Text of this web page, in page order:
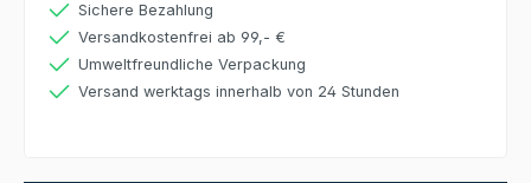
Sichere Bezahlung
Versandkostenfrei ab 99,- €
Umweltfreundliche Verpackung
Versand werktags innerhalb von 24 Stunden